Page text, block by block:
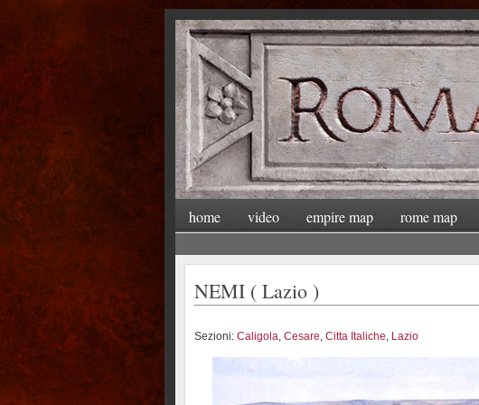
home video empire map rome map
NEMI ( Lazio )
Sezioni: Caligola, Cesare, Citta Italiche, Lazio